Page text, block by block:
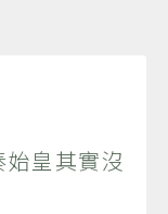
皇其實沒